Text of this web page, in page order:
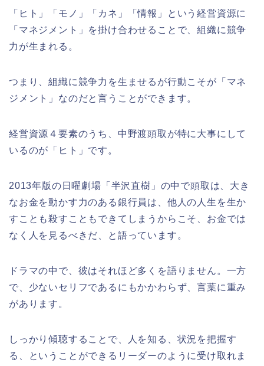
「ヒト」「モノ」「カネ」「情報」という経営資源に
「マネジメント」を掛け合わせることで、組織に競争
力が生まれる。
つまり、組織に競争力を生ませるが行動こそが「マネ
ジメント」なのだと言うことができます。
経営資源４要素のうち、中野渡頭取が特に大事にして
いるのが「ヒト」です。
2013年版の日曜劇場「半沢直樹」の中で頭取は、大き
なお金を動かす力のある銀行員は、他人の人生を生か
すことも殺すこともできてしまうからこそ、お金では
なく人を見るべきだ、と語っています。
ドラマの中で、彼はそれほど多くを語りません。一方
で、少ないセリフであるにもかかわらず、言葉に重み
があります。
しっかり傾聴することで、人を知る、状況を把握す
る、ということができるリーダーのように受け取れま